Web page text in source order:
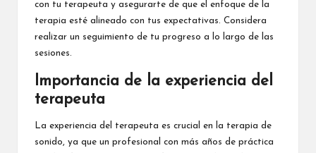
con tu terapeuta y asegurarte de que el enfoque de la
terapia esté alineado con tus expectativas. Considera
realizar un seguimiento de tu progreso a lo largo de las
sesiones.
Importancia de la experiencia del
terapeuta
La experiencia del terapeuta es crucial en la terapia de
sonido, ya que un profesional con más años de práctica